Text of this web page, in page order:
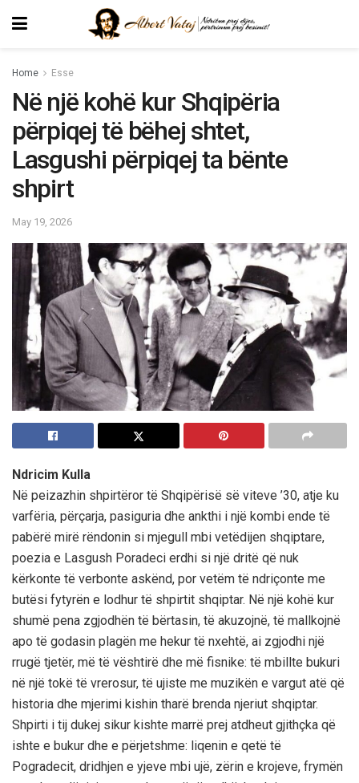
Home Esse
Në një kohë kur Shqipëria
përpiqej të bëhej shtet,
Lasgushi përpiqej ta bënte
shpirt
May 19, 2026
Ndricim Kulla
Në peizazhin shpirtëror të Shqipërisë së viteve ’30, atje ku
varfëria, përçarja, pasiguria dhe ankthi i një kombi ende të
pabërë mirë rëndonin si mjegull mbi vetëdijen shqiptare,
poezia e Lasgush Poradeci erdhi si një dritë që nuk
kërkonte të verbonte askënd, por vetëm të ndriçonte me
butësi fytyrën e lodhur të shpirtit shqiptar. Në një kohë kur
shumë pena zgjodhën të bërtasin, të akuzojnë, të mallkojnë
apo të godasin plagën me hekur të nxehtë, ai zgjodhi një
rrugë tjetër, më të vështirë dhe më fisnike: të mbillte bukuri
në një tokë të vrerosur, të ujiste me muzikën e vargut atë që
historia dhe mjerimi kishin tharë brenda njeriut shqiptar.
Shpirti i tij dukej sikur kishte marrë prej atdheut gjithçka që
ishte e bukur dhe e përjetshme: liqenin e qetë të
Pogradecit, dridhjen e yjeve mbi ujë, zërin e krojeve, frymën